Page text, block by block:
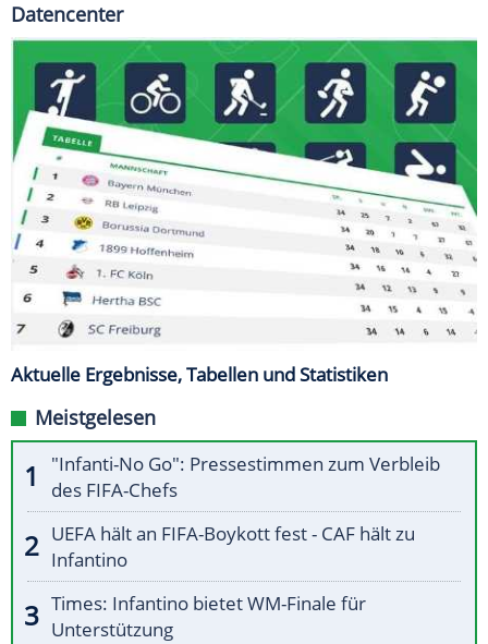
Datencenter
Aktuelle Ergebnisse, Tabellen und Statistiken
Meistgelesen
"Infanti-No Go": Pressestimmen zum Verbleib
des FIFA-Chefs
UEFA hält an FIFA-Boykott fest - CAF hält zu
Infantino
Times: Infantino bietet WM-Finale für
Unterstützung